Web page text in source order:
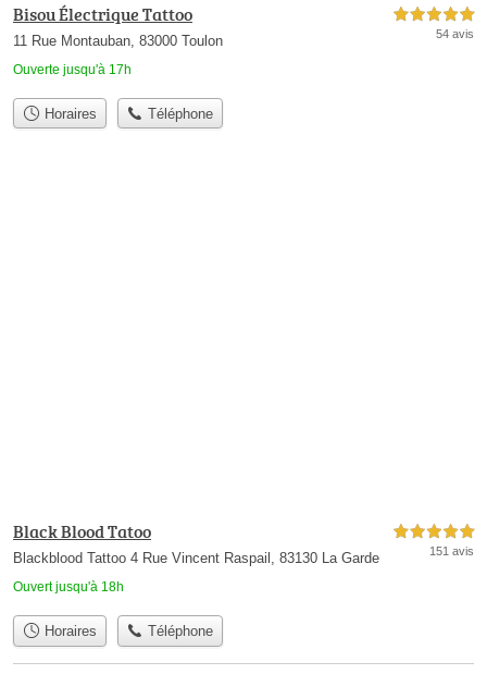
Bisou Électrique Tattoo
11 Rue Montauban, 83000 Toulon
Ouverte jusqu'à 17h
5,0 étoiles sur 5
54 avis
Horaires Téléphone
Black Blood Tatoo
Blackblood Tattoo 4 Rue Vincent Raspail, 83130 La Garde
Ouvert jusqu'à 18h
5,0 étoiles sur 5
151 avis
Horaires Téléphone